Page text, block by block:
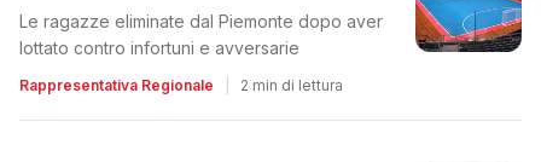
Le ragazze eliminate dal Piemonte dopo aver
lottato contro infortuni e avversarie
Rappresentativa Regionale 2 min di lettura